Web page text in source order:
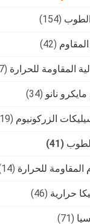
(154)
(42)
المقاومة للحرارة (137)
نانو (34)
الزركونيوم (19)
(41)
المقاومة للحرارة (14)
حرارية (46)
(71)